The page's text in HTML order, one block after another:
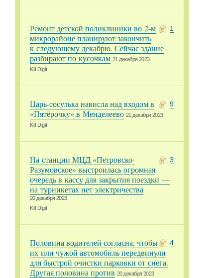
1
Ремонт детской поликлиники во 2-м
микрорайоне планируют закончить
к следующему декабрю. Сейчас здание
разбирают по кусочкам 21 декабря 2023
Kill Digit
9
Царь-сосулька нависла над входом в
«Пятёрочку» в Менделеево 21 декабря 2023
Kill Digit
3
На станции МЦД «Петровско-
Разумовское» выстроилась огромная
очередь в кассу для закрытия поездки —
на турникетах нет электричества
20 декабря 2023
Kill Digit
4
Половина водителей согласна, чтобы
их или чужой автомобиль передвинули
для быстрой очистки парковки от снега.
Другая половина против 20 декабря 2023